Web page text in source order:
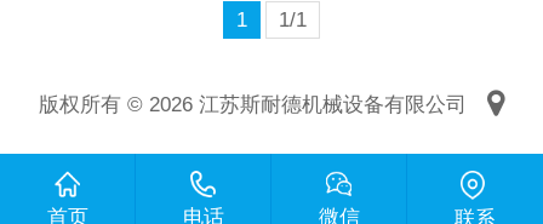
1 1/1
版权所有 © 2026 江苏斯耐德机械设备有限公司
首页 电话 微信 联系